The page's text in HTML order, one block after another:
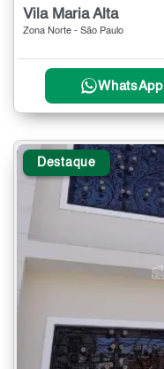
Vila Maria Alta
Zona Norte - São Paulo
WhatsApp
Destaque